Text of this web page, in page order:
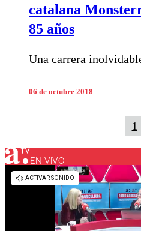
catalana
85 años
Una carrera
06 de octubre 2018
1
EN VIVO